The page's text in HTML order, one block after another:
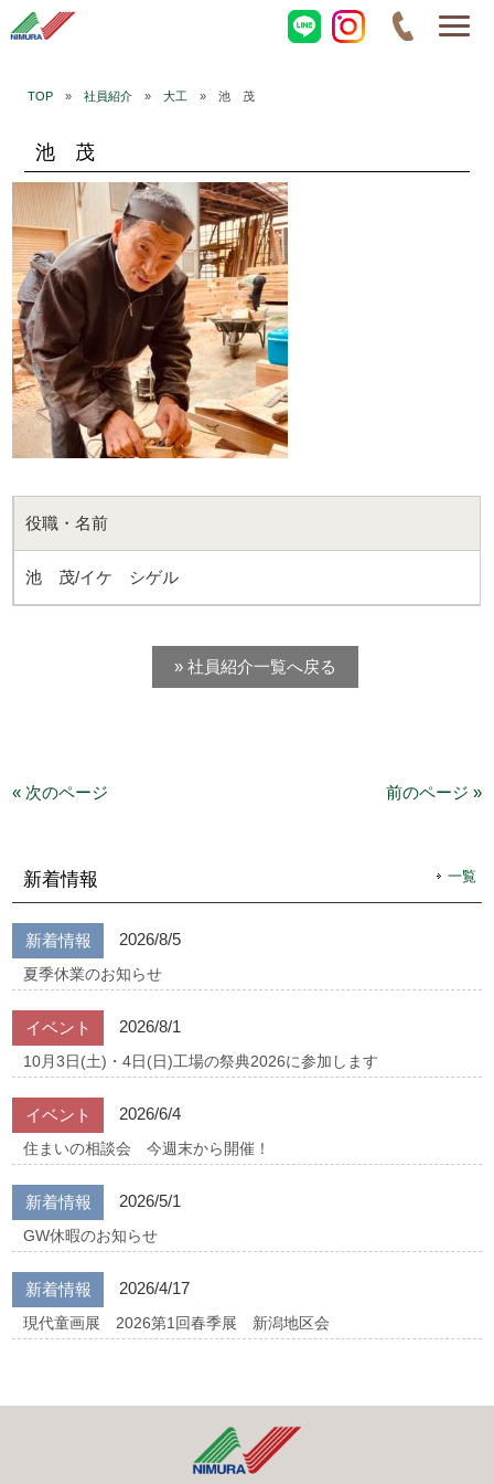
TOP» 社員紹介» 大工 » 池 茂
池 茂
役職・名前
池 茂/イケ シゲル
» 社員紹介一覧へ戻る
« 次のページ 前のページ »
新着情報 一覧
新着情報 2026/8/5
夏季休業のお知らせ
イベント 2026/8/1
10月3日(土)・4日(日)工場の祭典2026に参加します
イベント 2026/6/4
住まいの相談会 今週末から開催！
新着情報 2026/5/1
GW休暇のお知らせ
新着情報 2026/4/17
現代童画展 2026第1回春季展 新潟地区会